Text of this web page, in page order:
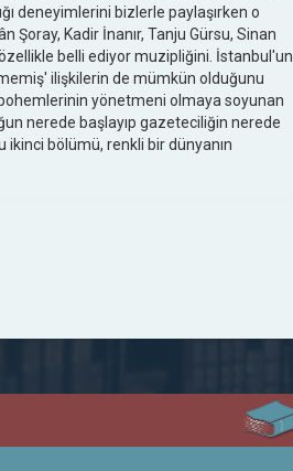
deneyimlerini bizlerle paylaşırken o
Şoray, Kadir İnanır, Tanju Gürsu, Sinan
özellikle belli ediyor muzipliğini. İstanbul'un
ilişkilerin de mümkün olduğunu
yönetmeni olmaya soyunan
nerede başlayıp gazeteciliğin nerede
ikinci bölümü, renkli bir dünyanın